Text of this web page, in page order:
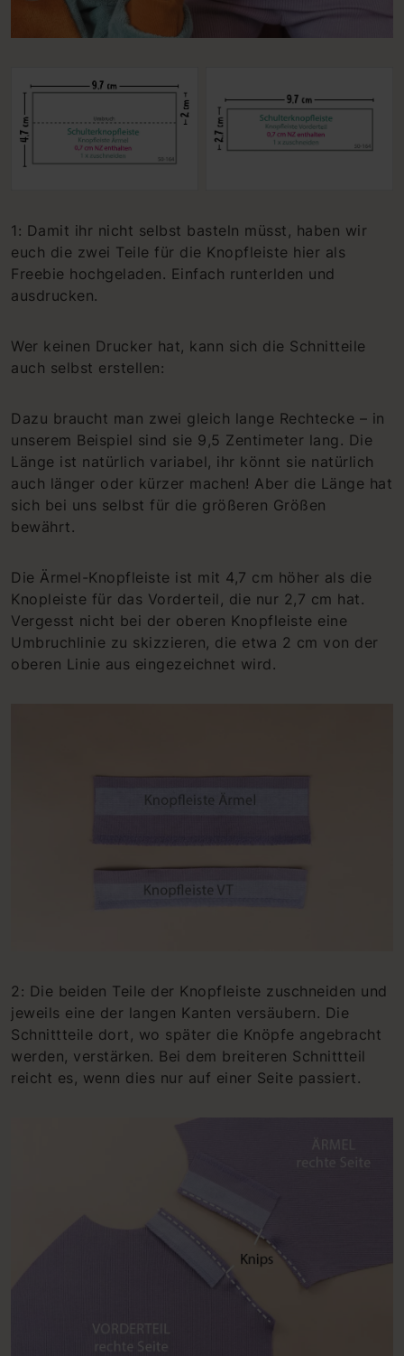
1: Damit ihr nicht selbst basteln müsst, haben wir
euch die zwei Teile für die Knopfleiste hier als
Freebie hochgeladen. Einfach runterlden und
ausdrucken.
Wer keinen Drucker hat, kann sich die Schnitteile
auch selbst erstellen:
Dazu braucht man zwei gleich lange Rechtecke – in
unserem Beispiel sind sie 9,5 Zentimeter lang. Die
Länge ist natürlich variabel, ihr könnt sie natürlich
auch länger oder kürzer machen! Aber die Länge hat
sich bei uns selbst für die größeren Größen
bewährt.
Die Ärmel-Knopfleiste ist mit 4,7 cm höher als die
Knopleiste für das Vorderteil, die nur 2,7 cm hat.
Vergesst nicht bei der oberen Knopfleiste eine
Umbruchlinie zu skizzieren, die etwa 2 cm von der
oberen Linie aus eingezeichnet wird.
2: Die beiden Teile der Knopfleiste zuschneiden und
jeweils eine der langen Kanten versäubern. Die
Schnittteile dort, wo später die Knöpfe angebracht
werden, verstärken. Bei dem breiteren Schnittteil
reicht es, wenn dies nur auf einer Seite passiert.